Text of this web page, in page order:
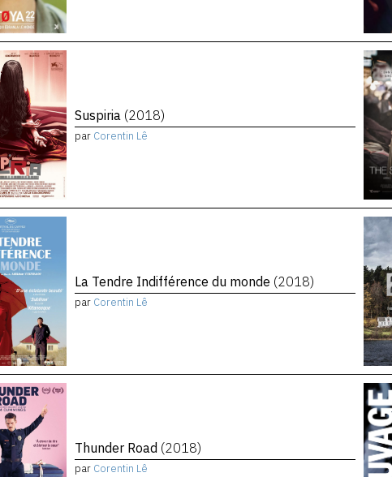
Suspiria (2018)
par Corentin Lê
La Tendre Indifférence du monde (2018)
par Corentin Lê
Thunder Road (2018)
par Corentin Lê